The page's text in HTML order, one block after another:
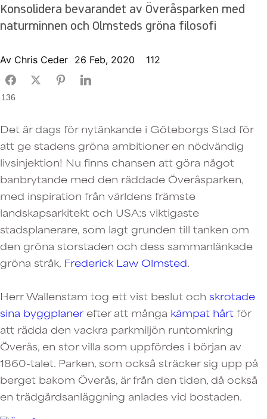
Konsolidera bevarandet av Överåsparken med
naturminnen och Olmsteds gröna filosofi
Av Chris Ceder 26 Feb, 2020 112
136
Det är dags för nytänkande i Göteborgs Stad för
att ge stadens gröna ambitioner en nödvändig
livsinjektion! Nu finns chansen att göra något
banbrytande med den räddade Överåsparken,
med inspiration från världens främste
landskapsarkitekt och USA:s viktigaste
stadsplanerare, som lagt grunden till tanken om
den gröna storstaden och dess sammanlänkade
gröna stråk, Frederick Law Olmsted.
Herr Wallenstam tog ett vist beslut och skrotade
sina byggplanerefter att många kämpat hårt för
att rädda den vackra parkmiljön runtomkring
Överås, en stor villa som uppfördes i början av
1860-talet. Parken, som också sträcker sig upp på
berget bakom Överås, är från den tiden, då också
en trädgårdsanläggning anlades vid bostaden.